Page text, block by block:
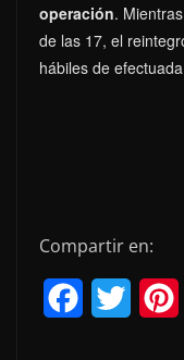
operación.
de las 17, el
hábiles de
Compartir en: